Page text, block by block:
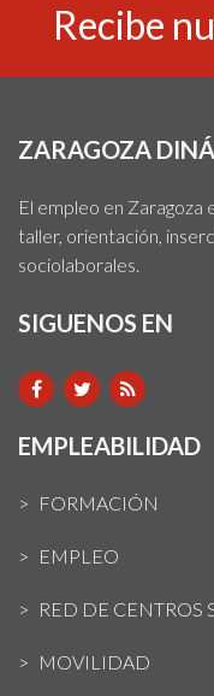
Recibe
ZARAGOZA
El empleo en Zaragoza
taller, orientación,
sociolaborales.
SIGUENOS EN
EMPLEABILIDAD
FORMACIÓN
EMPLEO
RED DE CENTROS
MOVILIDAD